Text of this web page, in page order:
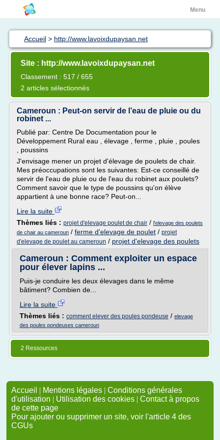
Menu
Accueil > http://www.lavoixdupaysan.net
Site : http://www.lavoixdupaysan.net
Classement : 517 / 655
2 articles sélectionnés
Cameroun : Peut-on servir de l’eau de pluie ou du
robinet ...
Publié par: Centre De Documentation pour le
Développement Rural eau , élevage , ferme , pluie , poules
, poussins
J'envisage mener un projet d'élevage de poulets de chair.
Mes préoccupations sont les suivantes: Est-ce conseillé de
servir de l'eau de pluie ou de l'eau du robinet aux poulets?
Comment savoir que le type de poussins qu'on élève
appartient à une bonne race? Peut-on...
Lire la suite
Thèmes liés : projet d'elevage poulet de chair / l'elevage des poulets
de chair au cameroun / ferme d'elevage de poulet / projet
d'elevage de poulet au cameroun / projet d'elevage des poulets
Cameroun : Comment exploiter un espace
pour élever lapins ...
Puis-je conduire les deux élevages dans le même
bâtiment? Combien de...
Lire la suite
Thèmes liés : comment elever des poules pondeuse / elevage
des poules pondeuses cameroun
2 Ressources
Accueil | Mentions légales | Conditions générales
d'utilisation | Utilisation des cookies | Contact à propos
de cette page
Pour ajouter ou supprimer un site, voir l'article 4 des
CGUs